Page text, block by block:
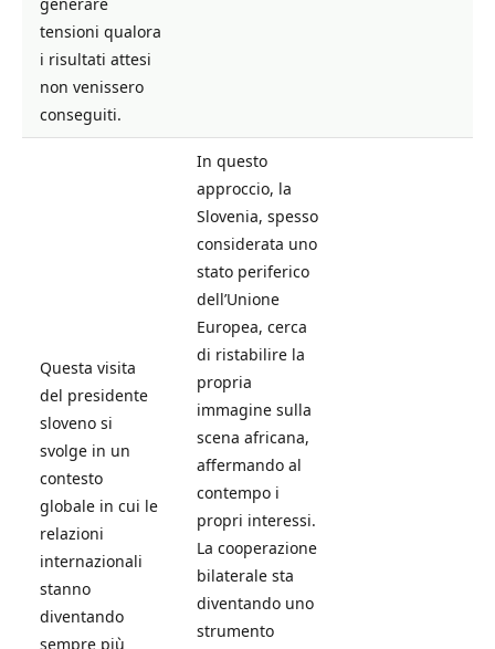
tensioni qualora
i risultati attesi
non venissero
conseguiti.
Questa visita
del presidente
sloveno si
svolge in un
contesto
globale in cui le
relazioni
internazionali
stanno
diventando
sempre più
In questo
approccio, la
Slovenia, spesso
considerata uno
stato periferico
dell’Unione
Europea, cerca
di ristabilire la
propria
immagine sulla
scena africana,
affermando al
contempo i
propri interessi.
La cooperazione
bilaterale sta
diventando uno
strumento